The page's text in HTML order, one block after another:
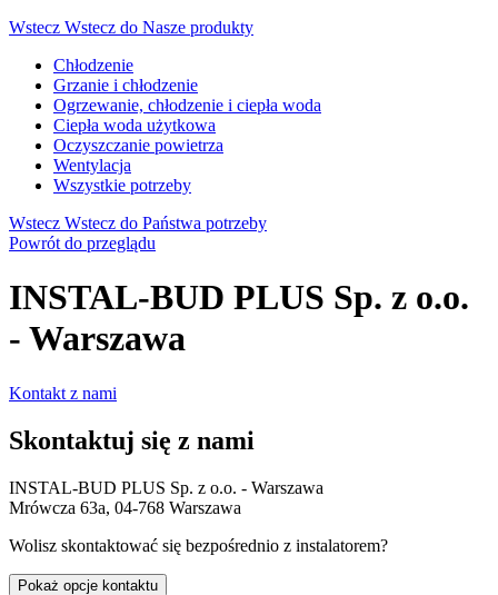
Wstecz Wstecz do Nasze produkty
Chłodzenie
Grzanie i chłodzenie
Ogrzewanie, chłodzenie i ciepła woda
Ciepła woda użytkowa
Oczyszczanie powietrza
Wentylacja
Wszystkie potrzeby
Wstecz Wstecz do Państwa potrzeby
Powrót do przeglądu
INSTAL-BUD PLUS Sp. z o.o.
- Warszawa
Kontakt z nami
Skontaktuj się z nami
INSTAL-BUD PLUS Sp. z o.o. - Warszawa
Mrówcza 63a, 04-768 Warszawa
Wolisz skontaktować się bezpośrednio z instalatorem?
Pokaż opcje kontaktu